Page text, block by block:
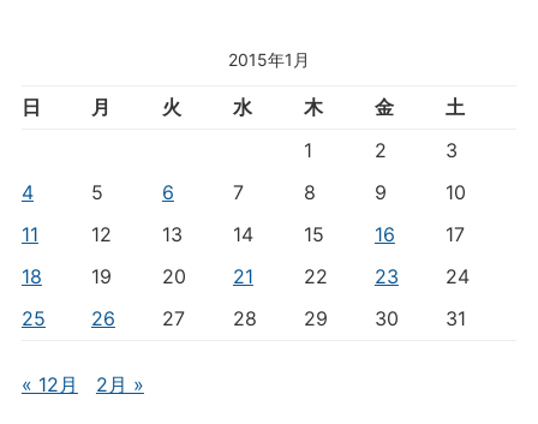
2015年1月
日 月 火 水 木 金
土
1
2
3
4
5 6 7 8 9
10
11
12 13 14 15 16
17
18
19 20 21 22 23
24
25
26 27 28 29 30 31
« 12月 2月 »